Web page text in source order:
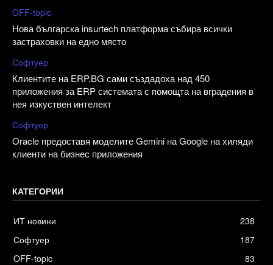
OFF-topic
Нова българска insurtech платформа събира всички
застраховки на едно място
Софтуер
Клиентите на ERP.BG сами създадоха над 450
приложения за ERP системата с помощта на вградения в
нея изкуствен интелект
Софтуер
Oracle предоставя моделите Gemini на Google на хиляди
клиенти на бизнес приложения
КАТЕГОРИИ
ИТ новини
238
Софтуер
187
OFF-topic
83